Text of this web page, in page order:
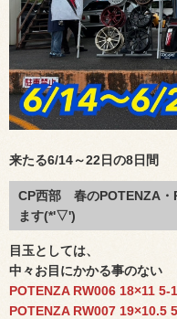
来たる6/14～22日の8日間
CP西部 春のPOTENZA・
ます(*'▽')
目玉としては、
中々お目にかかる事のない
POTENZA RW006 18×11 5-
POTENZA RW007 19×10.5